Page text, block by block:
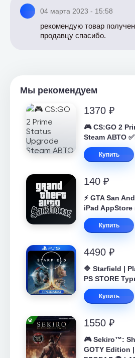
04 марта 2023 - 15:58
рекомендую товар
продавцу спасибо.
Мы рекомендуем
1370 ₽
🎮 CS:GO 2
Steam АВТО
Купить
140 ₽
⚡️ GTA San
iPad AppStore
Купить
4490 ₽
🔷 Starfield |
PS STORE
Купить
1550 ₽
🎮 Sekiro™:
GOTY Edition